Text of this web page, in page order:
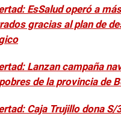
EsSalud operó a
gracias al plan de
Lanzan campaña
de la provincia de
Caja Trujillo dona S/